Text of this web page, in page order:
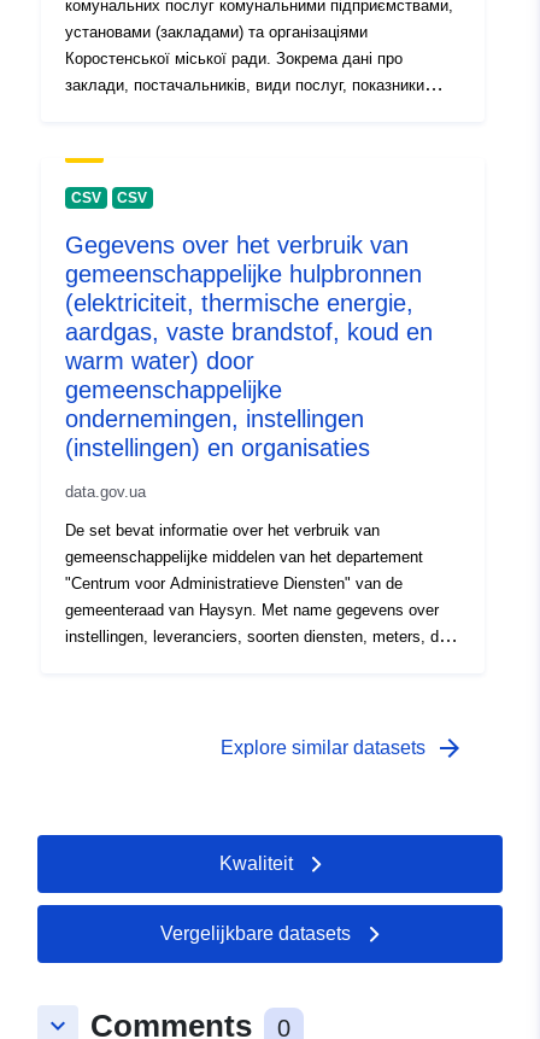
комунальних послуг комунальними підприємствами,
установами (закладами) та організаціями
Коростенської міської ради. Зокрема дані про
заклади, постачальників, види послуг, показники
CSV CSV
Gegevens over het verbruik van
gemeenschappelijke hulpbronnen
(elektriciteit, thermische energie,
aardgas, vaste brandstof, koud en
warm water) door
gemeenschappelijke
ondernemingen, instellingen
(instellingen) en organisaties
data.gov.ua
De set bevat informatie over het verbruik van
gemeenschappelijke middelen van het departement
"Centrum voor Administratieve Diensten" van de
gemeenteraad van Haysyn. Met name gegevens over
instellingen, leveranciers, soorten diensten, meters, data
Explore similar datasets arrow_forward
Kwaliteit
Vergelijkbare datasets
keyboard_arrow_down Comments 0